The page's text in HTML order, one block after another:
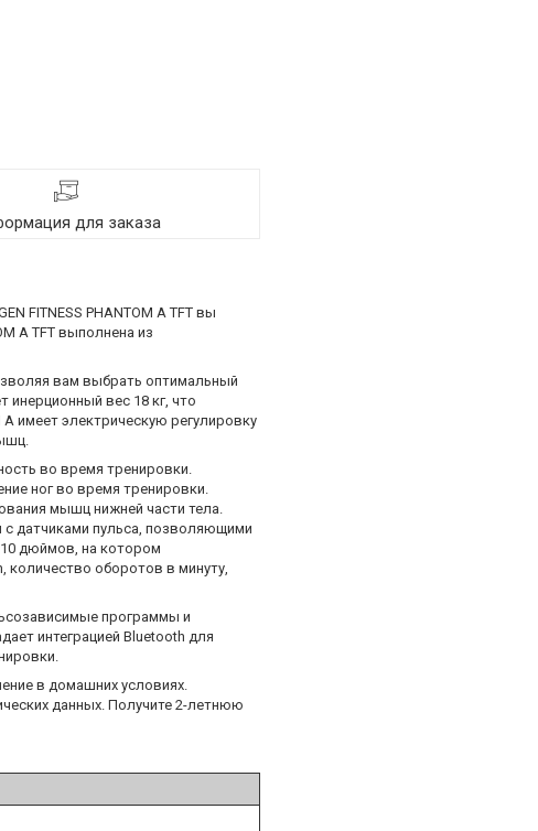
для заказа
FITNESS PHANTOM A TFT вы
A TFT выполнена из
вам выбрать оптимальный
вес 18 кг, что
имеет электрическую регулировку
во время тренировки.
ног во время тренировки.
мышц нижней части тела.
датчиками пульса, позволяющими
дюймов, на котором
количество оборотов в минуту,
программы и
интеграцией Bluetooth для
в домашних условиях.
данных. Получите 2-летнюю